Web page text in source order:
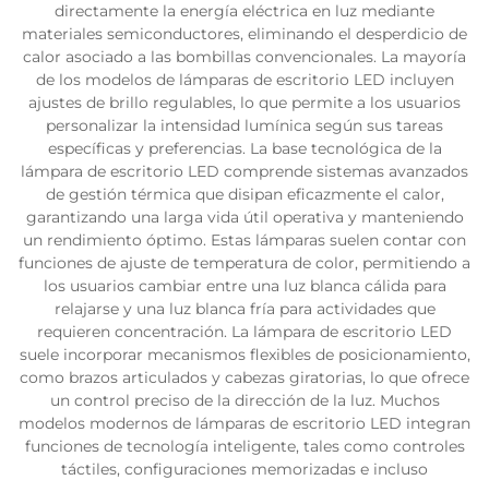
directamente la energía eléctrica en luz mediante
materiales semiconductores, eliminando el desperdicio de
calor asociado a las bombillas convencionales. La mayoría
de los modelos de lámparas de escritorio LED incluyen
ajustes de brillo regulables, lo que permite a los usuarios
personalizar la intensidad lumínica según sus tareas
específicas y preferencias. La base tecnológica de la
lámpara de escritorio LED comprende sistemas avanzados
de gestión térmica que disipan eficazmente el calor,
garantizando una larga vida útil operativa y manteniendo
un rendimiento óptimo. Estas lámparas suelen contar con
funciones de ajuste de temperatura de color, permitiendo a
los usuarios cambiar entre una luz blanca cálida para
relajarse y una luz blanca fría para actividades que
requieren concentración. La lámpara de escritorio LED
suele incorporar mecanismos flexibles de posicionamiento,
como brazos articulados y cabezas giratorias, lo que ofrece
un control preciso de la dirección de la luz. Muchos
modelos modernos de lámparas de escritorio LED integran
funciones de tecnología inteligente, tales como controles
táctiles, configuraciones memorizadas e incluso